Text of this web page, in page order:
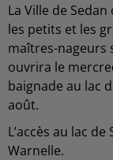
La Ville de
les petits et les
maîtres-nageurs
ouvrira le
baignade au lac
août.
L’accès au lac
Warnelle.